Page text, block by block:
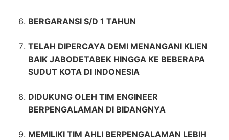
BERGARANSI S/D 1 TAHUN
TELAH DIPERCAYA DEMI MENANGANI KLIEN
BAIK JABODETABEK HINGGA KE BEBERAPA
SUDUT KOTA DI INDONESIA
DIDUKUNG OLEH TIM ENGINEER
BERPENGALAMAN DI BIDANGNYA
MEMILIKI TIM AHLI BERPENGALAMAN LEBIH